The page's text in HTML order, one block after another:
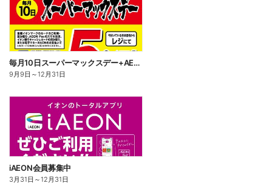
毎月10日スーパーマックスデー+AEON Pay 10倍
9月9日 ～12月31日
iAEON会員募集中
3月31日 ～12月31日